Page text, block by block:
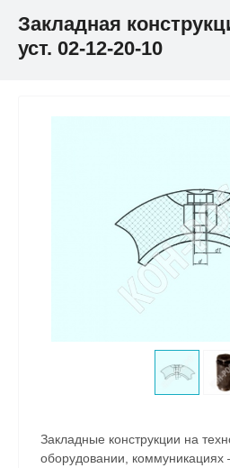
Закладная
уст. 02-12-20-10
Закладные конструкции на
оборудовании, коммуникациях